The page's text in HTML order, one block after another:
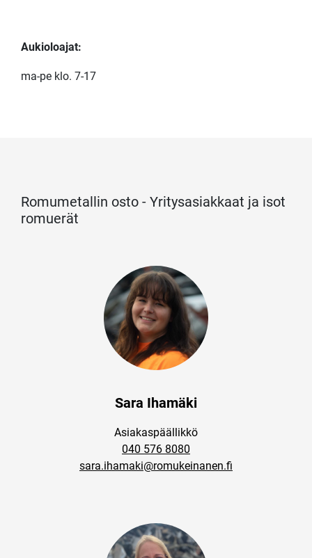
Aukioloajat:
ma-pe klo. 7-17
Romumetallin osto - Yritysasiakkaat ja isot
romuerät
Sara Ihamäki
Asiakaspäällikkö
040 576 8080
sara.ihamaki@romukeinanen.fi